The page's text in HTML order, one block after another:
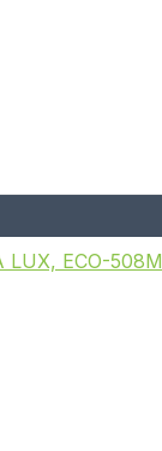
LUX, ECO-508M